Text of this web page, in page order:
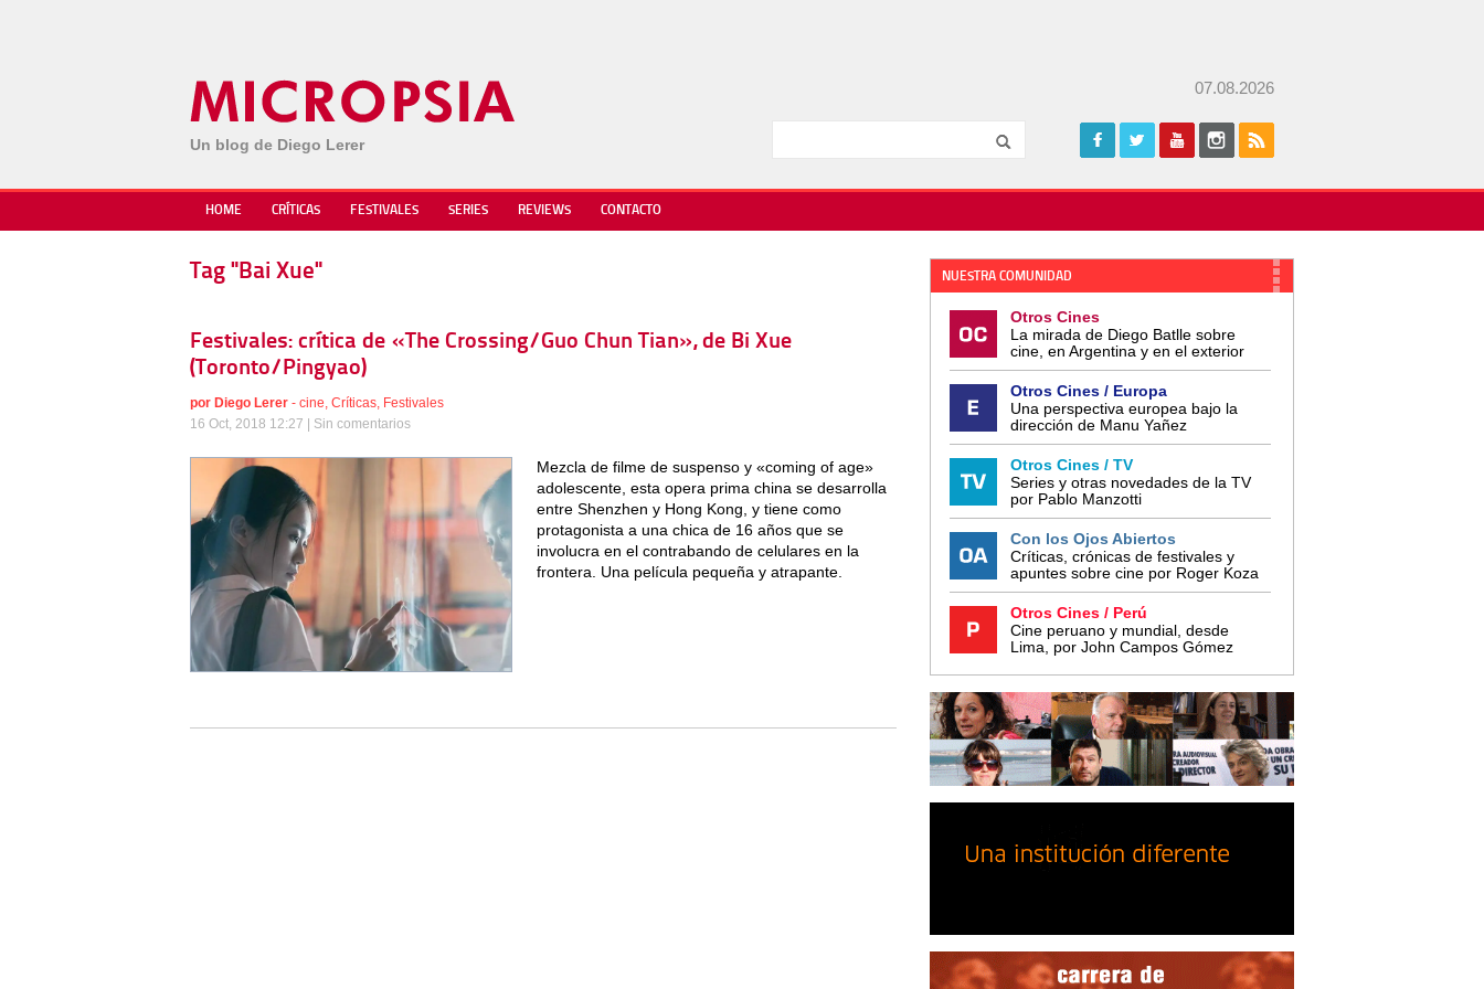
Un blog de Diego Lerer
07.08.2026
HOME CRÍTICAS FESTIVALES SERIES REVIEWS CONTACTO
Tag "Bai Xue"
Festivales: crítica de «The Crossing/Guo Chun Tian», de Bi Xue
(Toronto/Pingyao)
por Diego Lerer - cine, Críticas, Festivales
16 Oct, 2018 12:27 | Sin comentarios
Mezcla de filme de suspenso y «coming of age»
adolescente, esta opera prima china se desarrolla
entre Shenzhen y Hong Kong, y tiene como
protagonista a una chica de 16 años que se
involucra en el contrabando de celulares en la
frontera. Una película pequeña y atrapante.
NUESTRA COMUNIDAD
Otros Cines
La mirada de Diego Batlle sobre
cine, en Argentina y en el exterior
Otros Cines / Europa
Una perspectiva europea bajo la
dirección de Manu Yañez
Otros Cines / TV
Series y otras novedades de la TV
por Pablo Manzotti
Con los Ojos Abiertos
Críticas, crónicas de festivales y
apuntes sobre cine por Roger Koza
Otros Cines / Perú
Cine peruano y mundial, desde
Lima, por John Campos Gómez